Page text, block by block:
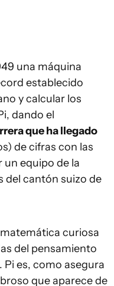
una máquina
establecido
y calcular los
dando el
que ha llegado
de cifras con las
un equipo de la
del cantón suizo de
curiosa
del pensamiento
es, como asegura
que aparece de